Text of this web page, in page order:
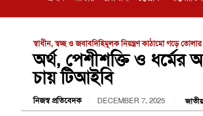
স্বাধীন, স্বচ্ছ ও জবাবদিহিমূলক নিয়ন্ত্রণ কাঠামো গড়ে
অর্থ, পেশীশক্তি ও ধর্মের
চায় টিআইবি
নিজস্ব প্রতিবেদক DECEMBER 7, 2025